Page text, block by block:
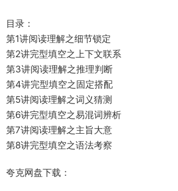
目录：
第1讲阅读理解之细节锁定
第2讲完型填空之上下文联系
第3讲阅读理解之推理判断
第4讲完型填空之固定搭配
第5讲阅读理解之词义猜测
第6讲完型填空之易混词辨析
第7讲阅读理解之主旨大意
第8讲完型填空之语法考察
夸克网盘下载：